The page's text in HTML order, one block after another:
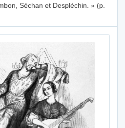
Séchan et Despléchin. » (p.